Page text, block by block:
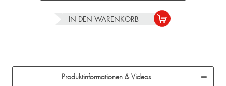
IN DEN WARENKORB
Produktinformationen & Videos